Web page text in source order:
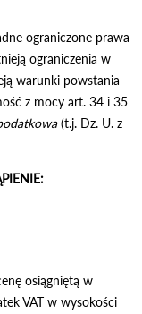
ograniczone prawa
ograniczenia w
warunki powstania
z mocy art. 34 i 35
(t.j. Dz. U. z
osiągniętą w
VAT w wysokości